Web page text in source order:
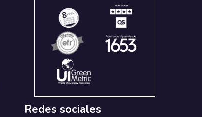
Redes sociales